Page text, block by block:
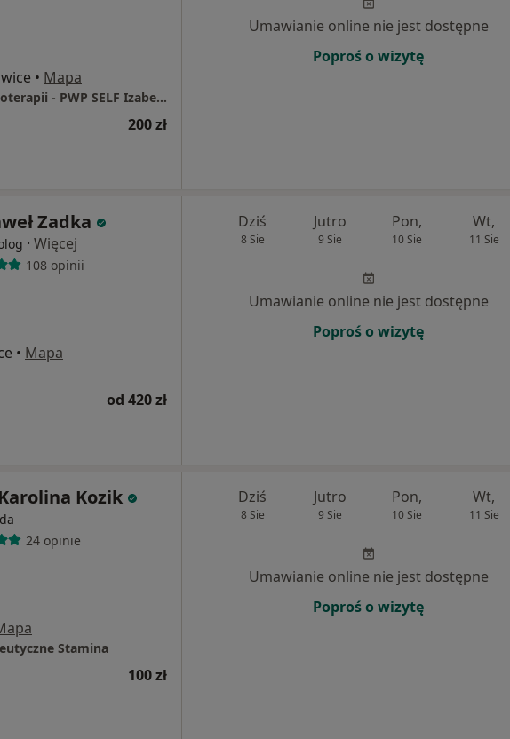
• Mapa
Gliwicka Pracownia Psychoterapii - PWP SELF Izabela Bujak
200 zł
Umawianie online nie jest dostępne
Poproś o wizytę
Zadka
· Więcej
108 opinii
• Mapa
od 420 zł
Dziś
8 Sie
Jutro
9 Sie
Pon,
10 Sie
Wt,
11 Sie
Umawianie online nie jest dostępne
Poproś o wizytę
Kozik
24 opinie
Stamina
100 zł
Dziś
8 Sie
Jutro
9 Sie
Pon,
10 Sie
Wt,
11 Sie
Umawianie online nie jest dostępne
Poproś o wizytę